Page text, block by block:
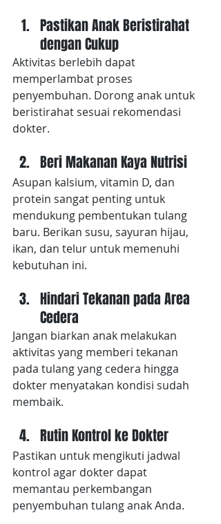
Pastikan Anak Beristirahat
dengan Cukup
Aktivitas berlebih dapat
memperlambat proses
penyembuhan. Dorong anak untuk
beristirahat sesuai rekomendasi
dokter.
Beri Makanan Kaya Nutrisi
Asupan kalsium, vitamin D, dan
protein sangat penting untuk
mendukung pembentukan tulang
baru. Berikan susu, sayuran hijau,
ikan, dan telur untuk memenuhi
kebutuhan ini.
Hindari Tekanan pada Area
Cedera
Jangan biarkan anak melakukan
aktivitas yang memberi tekanan
pada tulang yang cedera hingga
dokter menyatakan kondisi sudah
membaik.
Rutin Kontrol ke Dokter
Pastikan untuk mengikuti jadwal
kontrol agar dokter dapat
memantau perkembangan
penyembuhan tulang anak Anda.